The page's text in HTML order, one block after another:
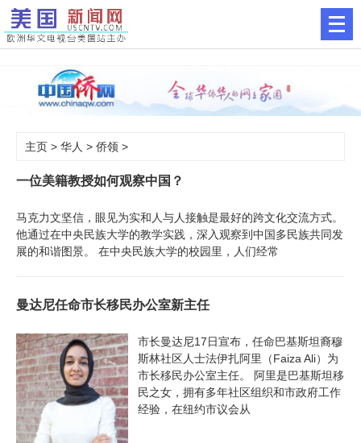
主页 > 华人 > 侨领 >
一位美籍教授如何观察中国？
马克力文坚信，眼见为实和人与人接触是最好的跨文化交流方式。
他通过在中央民族大学的教学实践，深入观察到中国多民族共同发
展的和谐图景。 在中央民族大学的校园里，人们经常
曼达尼任命市长移民办公室新主任
市长曼达尼17日宣布，任命巴基斯坦裔穆
斯林社区人士法伊扎阿里（Faiza Ali）为
市长移民办公室主任。 阿里是巴基斯坦移
民之女，拥有多年社区组织和市政府工作
经验，在纽约市议会从